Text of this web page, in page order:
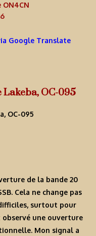
ON4CN
Google Translate
OC-095
de la bande 20
Cela ne change pas
surtout pour
observé une ouverture
Mon signal a